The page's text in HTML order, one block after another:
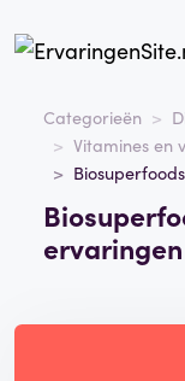
Categorieën
Vitamines en